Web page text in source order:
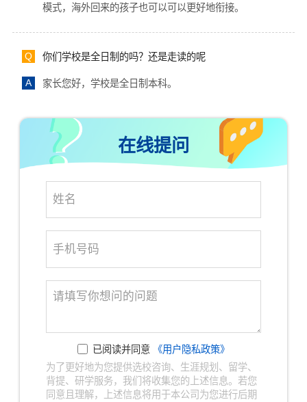
模式，海外回来的孩子也可以可以更好地衔接。
Q 你们学校是全日制的吗？还是走读的呢
A 家长您好，学校是全日制本科。
在线提问
已阅读并同意
《用户隐私政策》
为了更好地为您提供选校咨询、生涯规划、留学、
背提、研学服务，我们将收集您的上述信息。若您
同意且理解，上述信息将用于本公司为您进行后期